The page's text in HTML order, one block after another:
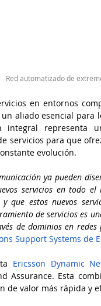
Red automatizado de
en entornos
aliado esencial para
integral representa
servicios para que
evolución.
ya pueden
servicios en todo
que estos nuevos
de servicios es
de dominios en redes
Support Systems de
Ericsson Dynamic
Assurance. Esta
de valor más rápida y